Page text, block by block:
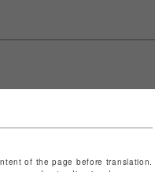
of the page before translation.